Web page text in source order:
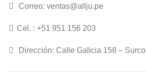
Correo: ventas@allju.pe
Cel. : +51 951 156 203
Dirección: Calle Galicia 158 – Surco